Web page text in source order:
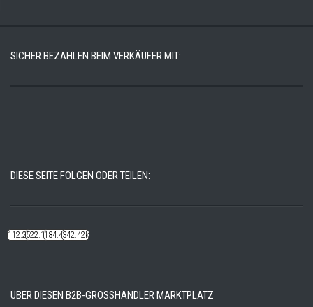
SICHER BEZAHLEN BEIM VERKÄUFER MIT:
DIESE SEITE FOLGEN ODER TEILEN:
112.22k522.14k184.48k342.42k
ÜBER DIESEN B2B-GROSSHÄNDLER MARKTPLATZ